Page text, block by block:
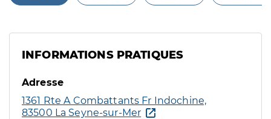
INFORMATIONS PRATIQUES
Adresse
1361 Rte A Combattants Fr Indochine,
83500 La Seyne-sur-Mer